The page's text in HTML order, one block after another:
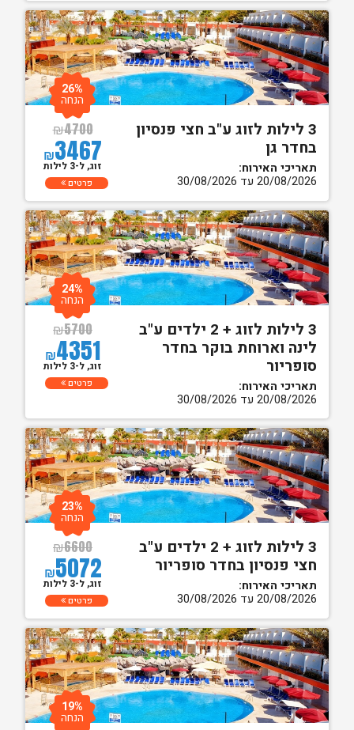
3 לילות לזוג ע"ב חצי פנסיון
בחדר גן
תאריכי האירוח:
20/08/2026 עד 30/08/2026
₪4700
₪3467
26%
הנחה
זוג, ל-3 לילות
פרטים
3 לילות לזוג + 2 ילדים ע"ב
לינה וארוחת בוקר בחדר
סופריור
תאריכי האירוח:
20/08/2026 עד 30/08/2026
₪5700
₪4351
24%
הנחה
זוג, ל-3 לילות
פרטים
3 לילות לזוג + 2 ילדים ע"ב
חצי פנסיון בחדר סופריור
תאריכי האירוח:
20/08/2026 עד 30/08/2026
₪6600
₪5072
23%
הנחה
זוג, ל-3 לילות
פרטים
19%
הנחה